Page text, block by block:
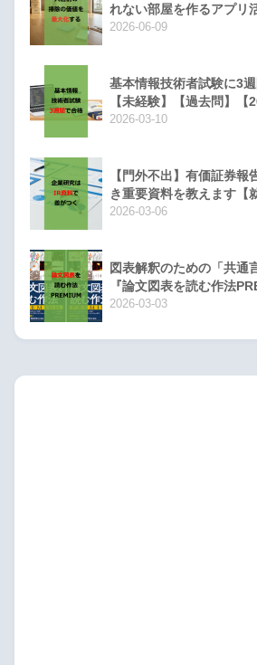
れない部屋を作るアプリ
2026-06-09
基本情報技術者試験に3
【未経験】【過去問】【
2026-03-10
【門外不出】有価証券
き重要資料を教えます【
2026-03-06
図表解釈のための「共通
『論文図表を読む作法
2026-03-03